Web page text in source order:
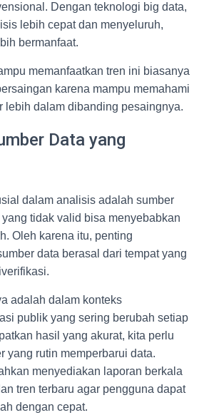
Dengan teknologi big data,
lebih cepat dan menyeluruh,
bermanfaat.
memanfaatkan tren ini biasanya
karena mampu memahami
lebih dalam dibanding pesaingnya.
Data yang
dalam analisis adalah sumber
tidak valid bisa menyebabkan
Oleh karena itu, penting
data berasal dari tempat yang
adalah dalam konteks
publik yang sering berubah setiap
hasil yang akurat, kita perlu
yang rutin memperbarui data.
menyediakan laporan berkala
tren terbaru agar pengguna dapat
dengan cepat.